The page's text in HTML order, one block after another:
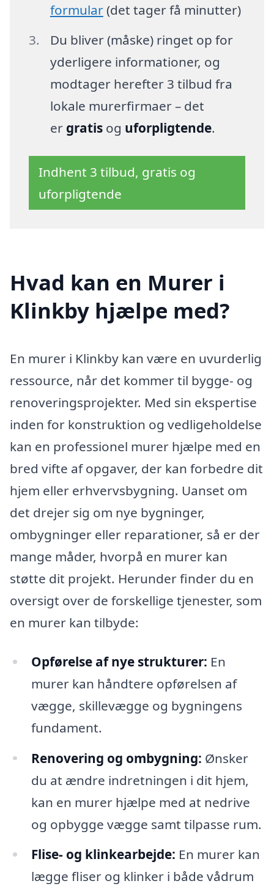
formular(det tager få minutter)
Du bliver (måske) ringet op for
yderligere informationer, og
modtager herefter 3 tilbud fra
lokale murerfirmaer – det
er gratisog uforpligtende.
Indhent 3 tilbud, gratis og
uforpligtende
Hvad kan en Murer i
Klinkby hjælpe med?
En murer i Klinkby kan være en uvurderlig
ressource, når det kommer til bygge- og
renoveringsprojekter. Med sin ekspertise
inden for konstruktion og vedligeholdelse
kan en professionel murer hjælpe med en
bred vifte af opgaver, der kan forbedre dit
hjem eller erhvervsbygning. Uanset om
det drejer sig om nye bygninger,
ombygninger eller reparationer, så er der
mange måder, hvorpå en murer kan
støtte dit projekt. Herunder finder du en
oversigt over de forskellige tjenester, som
en murer kan tilbyde:
Opførelse af nye strukturer: En
murer kan håndtere opførelsen af
vægge, skillevægge og bygningens
fundament.
Renovering og ombygning: Ønsker
du at ændre indretningen i dit hjem,
kan en murer hjælpe med at nedrive
og opbygge vægge samt tilpasse rum.
Flise- og klinkearbejde: En murer kan
lægge fliser og klinker i både vådrum